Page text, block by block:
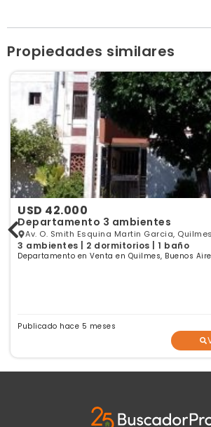
Propiedades similares
USD 42.000
Departamento 3 ambientes
Av. O. Smith Esquina Martin Garcia,
3 ambientes | 2 dormitorios | 1 baño
Departamento en Venta en Quilmes, Buenos
Publicado hace 5 meses